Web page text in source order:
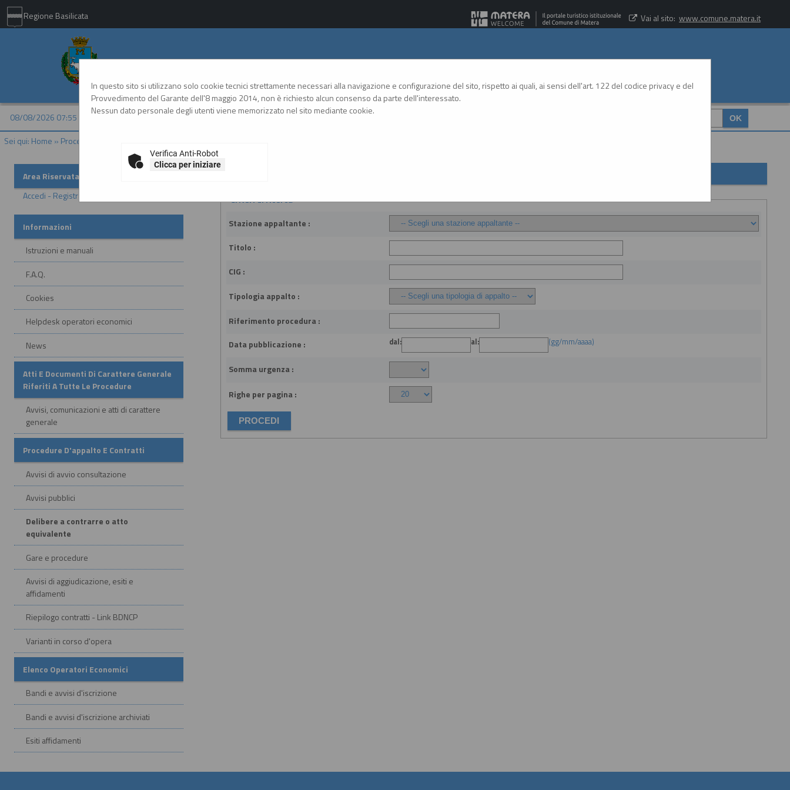
Regione Basilicata Vai al sito: www.comune.matera.it
Comune di Matera - Gare Telematiche
08/08/2026 07:55 A A GRAFICATESTO
Sei qui: Home » Procedure d'appalto e contratti
In questo sito si utilizzano solo cookie tecnici strettamente necessari alla navigazione e configurazione del sito, rispetto ai quali, ai sensi dell'art. 122 del codice privacy e del
Provvedimento del Garante dell'8 maggio 2014, non è richiesto alcun consenso da parte dell'interessato.
Nessun dato personale degli utenti viene memorizzato nel sito mediante cookie.
Verifica Anti-Robot
Clicca per iniziare
Area Riservata
Accedi - Registrati
Informazioni
Istruzioni e manuali
F.A.Q.
Cookies
Helpdesk operatori economici
News
Atti E Documenti Di Carattere Generale
Riferiti A Tutte Le Procedure
Avvisi, comunicazioni e atti di carattere
generale
Procedure D'appalto E Contratti
Avvisi di avvio consultazione
Avvisi pubblici
Delibere a contrarre o atto
equivalente
Gare e procedure
Avvisi di aggiudicazione, esiti e
affidamenti
Riepilogo contratti - Link BDNCP
Varianti in corso d'opera
Elenco Operatori Economici
Bandi e avvisi d'iscrizione
Bandi e avvisi d'iscrizione archiviati
Esiti affidamenti
Criteri di ricerca
Stazione appaltante :
Titolo :
CIG :
Tipologia appalto :
Riferimento procedura :
Data pubblicazione :
dal: al: (gg/mm/aaaa)
Somma urgenza :
Righe per pagina :